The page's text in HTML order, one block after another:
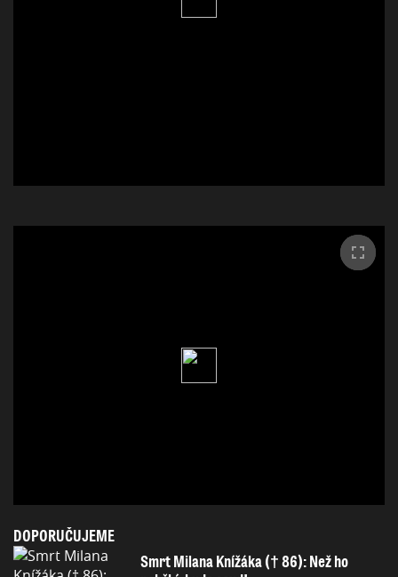
DOPORUČUJEME
Smrt Milana Knížáka († 86): Než ho